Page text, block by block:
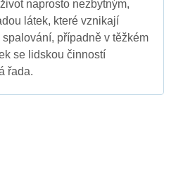
naprosto nezbytným,
látek, které vznikají
případně v těžkém
se lidskou činností
řada.